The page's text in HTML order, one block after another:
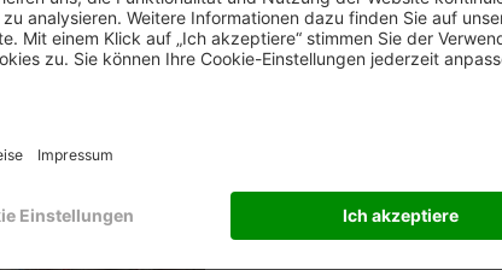
der Qualität der Lagersysteme und der Art
von SSI SCHÄFER, mit uns über das Layout des
und Tragfähigkeit der Palettenregalsysteme. Die
tat ein Übriges.“
Fachbodenregale mit
Insgesamt verfügt Greetz